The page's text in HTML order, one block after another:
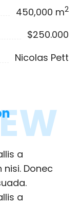
450,000 m2
$250.000
Nicolas Pett
a
Donec
a